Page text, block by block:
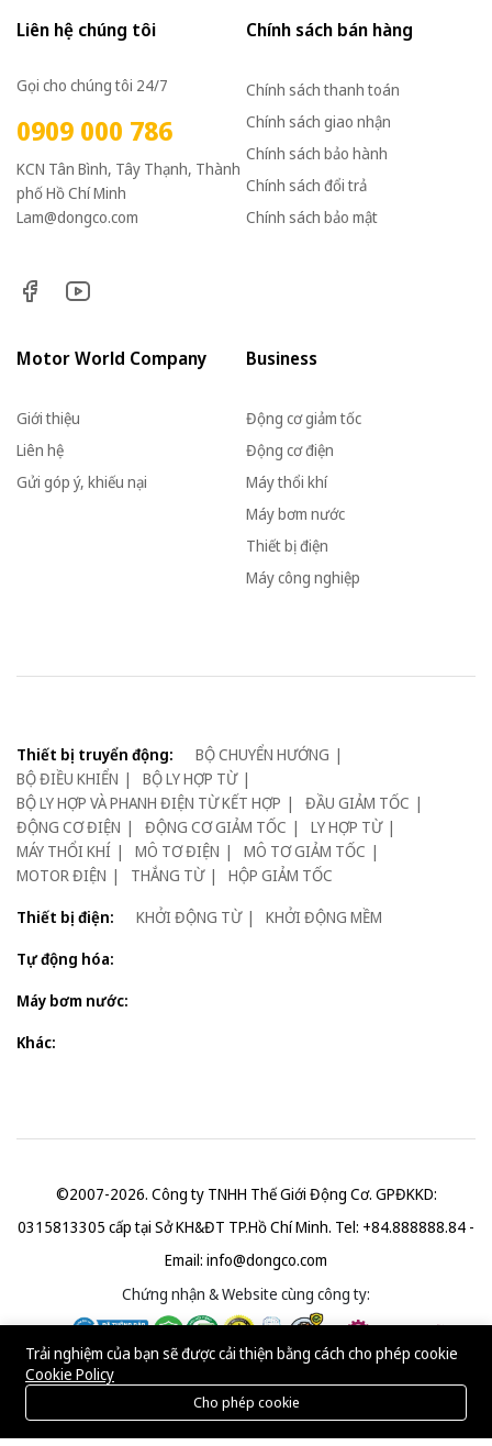
Liên hệ chúng tôi
Gọi cho chúng tôi 24/7
0909 000 786
KCN Tân Bình, Tây Thạnh, Thành
phố Hồ Chí Minh
Lam@dongco.com
Chính sách bán hàng
Chính sách thanh toán
Chính sách giao nhận
Chính sách bảo hành
Chính sách đổi trả
Chính sách bảo mật
Motor World Company
Giới thiệu
Liên hệ
Gửi góp ý, khiếu nại
Business
Động cơ giảm tốc
Động cơ điện
Máy thổi khí
Máy bơm nước
Thiết bị điện
Máy công nghiệp
Thiết bị truyển động:
BỘ CHUYỂN HƯỚNG
BỘ ĐIỀU KHIỂN
BỘ LY HỢP TỪ
BỘ LY HỢP VÀ PHANH ĐIỆN TỪ KẾT HỢP
ĐẦU GIẢM TỐC
ĐỘNG CƠ ĐIỆN
ĐỘNG CƠ GIẢM TỐC
LY HỢP TỪ
MÁY THỔI KHÍ
MÔ TƠ ĐIỆN
MÔ TƠ GIẢM TỐC
MOTOR ĐIỆN
THẮNG TỪ
HỘP GIẢM TỐC
Thiết bị điện:
KHỞI ĐỘNG TỪ
KHỞI ĐỘNG MỀM
Tự động hóa:
Máy bơm nước:
Khác:
©2007-2026. Công ty TNHH Thế Giới Động Cơ. GPĐKKD:
0315813305 cấp tại Sở KH&ĐT TP.Hồ Chí Minh. Tel: +84.888888.84 -
Email: info@dongco.com
Chứng nhận & Website cùng công ty:
Trải nghiệm của bạn sẽ được cải thiện bằng cách cho phép cookie
Cookie Policy
Cho phép cookie